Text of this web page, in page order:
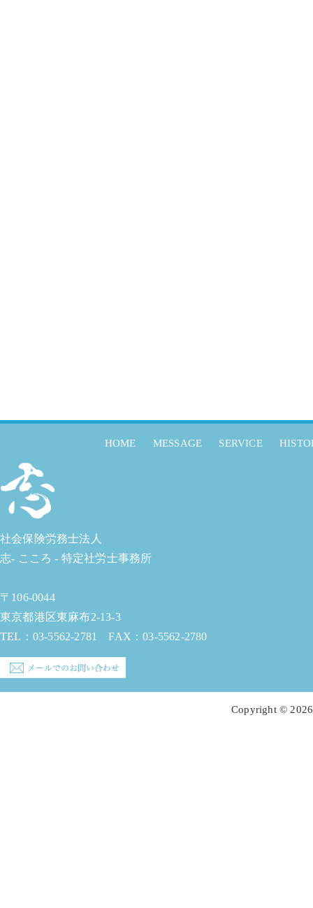
HOME MESSAGE SERVICE
社会保険労務士法人
志- こころ - 特定社労士事務所
〒106-0044
東京都港区東麻布2-13-3
TEL： 03-5562-2781 FAX：03-5562-2780
Copyright ©